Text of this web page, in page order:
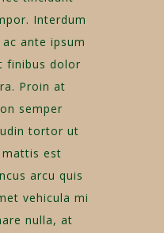
Interdum
ante ipsum
finibus dolor
Proin at
semper
tortor ut
est
arcu quis
vehicula mi
nulla, at